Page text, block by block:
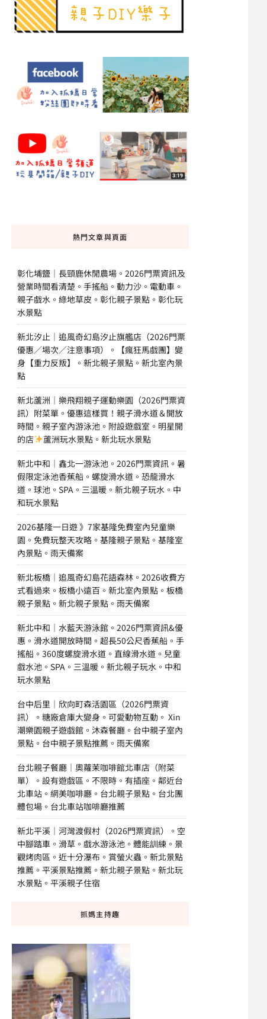
熱門文章與頁面
彰化埔鹽｜長頸鹿休閒農場。2026門票資訊及
營業時間看清楚。手搖船。動力沙。電動車。
親子戲水。綠地草皮。彰化親子景點。彰化玩
水景點
新北汐止｜追風奇幻島汐止旗艦店（2026門票
優惠／場次／注意事項）。【瘋狂馬戲團】變
身【重力反叛】。新北親子景點。新北室內景
點
新北蘆洲｜樂飛翔親子運動樂園（2026門票資
訊）附菜單。優惠這樣買！親子滑水道＆開放
時間。親子室內游泳池。附設遊戲室。明星開
的店
蘆洲玩水景點。新北玩水景點
新北中和｜鑫北一游泳池。2026門票資訊。暑
假限定泳池香蕉船。螺旋滑水道。恐龍滑水
道。球池。SPA。三溫暖。新北親子玩水。中
和玩水景點
2026基隆一日遊 》7家基隆免費室內兒童樂
園。免費玩整天攻略。基隆親子景點。基隆室
內景點。雨天備案
新北板橋｜追風奇幻島花語森林。2026收費方
式看過來。板橋小遠百。新北室內景點。板橋
親子景點。新北親子景點。雨天備案
新北中和｜水藍天游泳館。2026門票資訊&優
惠。滑水道開放時間。超長50公尺香蕉船。手
搖船。360度螺旋滑水道。直線滑水道。兒童
戲水池。SPA。三溫暖。新北親子玩水。中和
玩水景點
台中后里｜欣向町森活園區（2026門票資
訊）。糖廠倉庫大變身。可愛動物互動。 Xin
潮樂園親子遊戲館。沐森餐廳。台中親子室內
景點。台中親子景點推薦。雨天備案
台北親子餐廳｜奧蘿茉咖啡館北車店（附菜
單）。設有遊戲區。不限時。有插座。鄰近台
北車站。網美咖啡廳。台北親子景點。台北團
體包場。台北車站咖啡廳推薦
新北平溪｜河灣渡假村（2026門票資訊）。空
中腳踏車。滑草。戲水游泳池。體能訓練。景
觀烤肉區。近十分瀑布。賞螢火蟲。新北景點
推薦。平溪景點推薦。新北親子景點。新北玩
水景點。平溪親子住宿
抓媽主持趣